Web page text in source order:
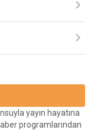
yayın hayatına
programlarından